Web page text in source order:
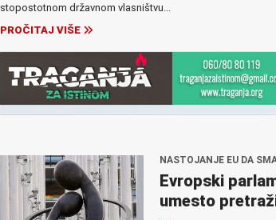
stopostotnom državnom vlasništvu...
PROČITAJ VIŠE
NASTOJANJE EU DA
Evropski
umesto